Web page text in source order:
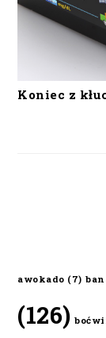
Koniec z
awokado (7)
(126)